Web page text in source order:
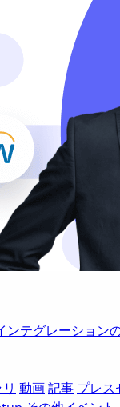
テグレーション
動画記事 プレス